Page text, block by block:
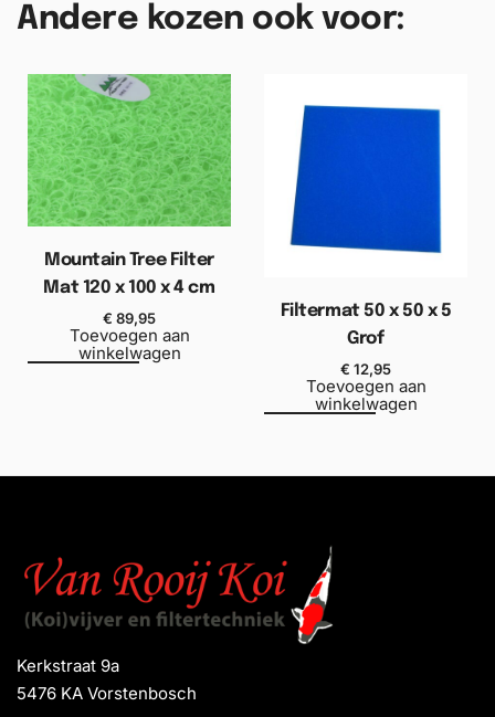
Andere kozen ook voor:
Mountain Tree Filter
Mat 120 x 100 x 4 cm
€ 89,95
Toevoegen aan
winkelwagen
Filtermat 50 x 50 x 5
Grof
€ 12,95
Toevoegen aan
winkelwagen
Kerkstraat 9a
5476 KA Vorstenbosch